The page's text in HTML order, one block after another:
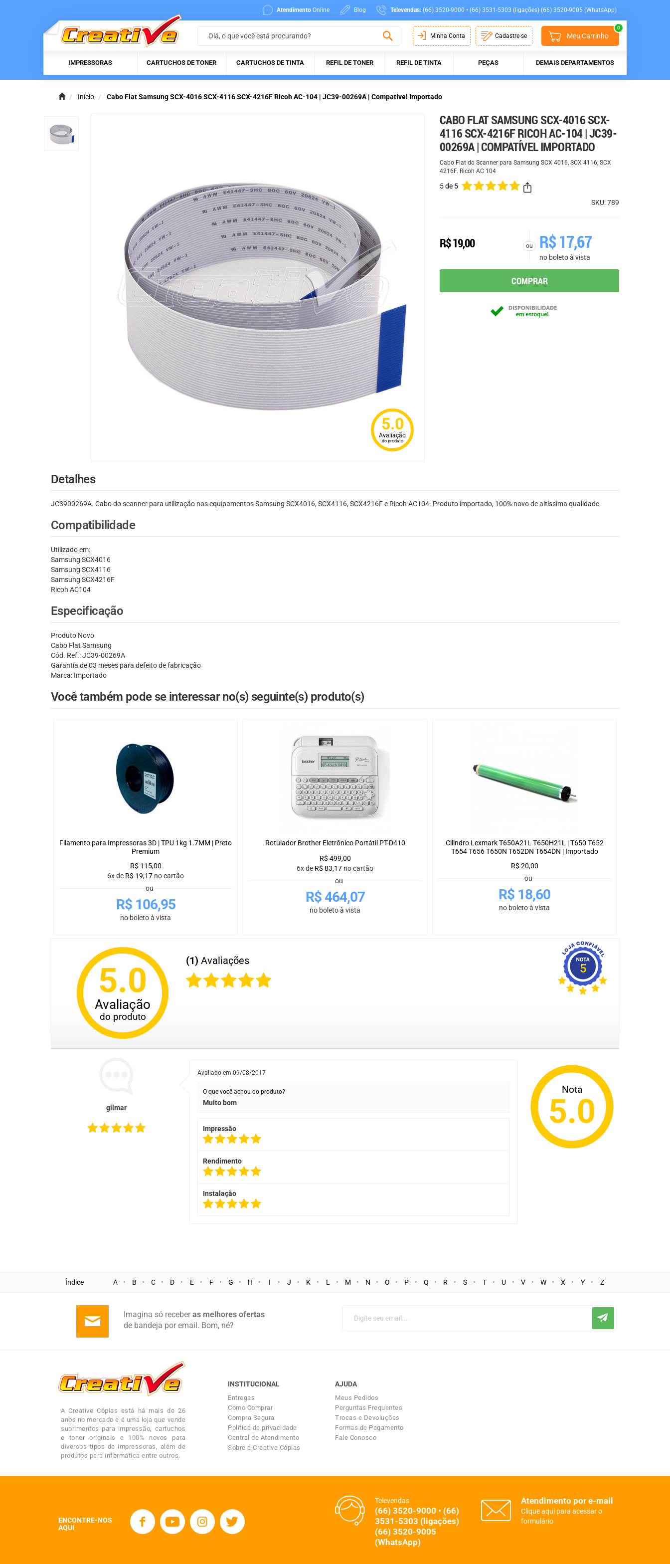
Atendimento Online Blog Televendas: (66) 3520-9000 • (66) 3531-5303 (ligações) (66) 3520-9005 (WhatsApp)
Minha Conta Cadastre-se Meu Carrinho
0
IMPRESSORAS CARTUCHOS DE TONER CARTUCHOS DE TINTA REFIL DE TONER REFIL DE TINTA PEÇAS DEMAIS DEPARTAMENTOS
Início Cabo Flat Samsung SCX-4016 SCX-4116 SCX-4216F Ricoh AC-104 | JC39-00269A | Compatível Importado
5.0
Avaliação
do produto
CABO FLAT SAMSUNG SCX-4016 SCX-
4116 SCX-4216F RICOH AC-104 | JC39-
00269A | COMPATÍVEL IMPORTADO
Cabo Flat do Scanner para Samsung SCX 4016, SCX 4116, SCX
4216F. Ricoh AC 104
5 de 5
SKU: 789
R$19,00 ou R$17,67
no boleto à vista
COMPRAR
Detalhes
JC3900269A. Cabo do scanner para utilização nos equipamentos Samsung SCX4016, SCX4116, SCX4216F e Ricoh AC104. Produto importado, 100% novo de altíssima qualidade.
Compatibilidade
Utilizado em:
Samsung SCX4016
Samsung SCX4116
Samsung SCX4216F
Ricoh AC104
Especificação
Produto Novo
Cabo Flat Samsung
Cód. Ref.: JC39-00269A
Garantia de 03 meses para defeito de fabricação
Marca: Importado
Você também pode se interessar no(s) seguinte(s) produto(s)
Filamento para Impressoras 3D | TPU 1kg 1.7MM | Preto
Premium
R$ 115,00
6x de R$ 19,17 no cartão
ou
R$106,95
no boleto à vista
Rotulador Brother Eletrônico Portátil PT-D410
R$ 499,00
6x de R$ 83,17 no cartão
ou
R$464,07
no boleto à vista
Cilindro Lexmark T650A21L T650H21L | T650 T652
T654 T656 T650N T652DN T654DN | Importado
R$ 20,00
ou
R$ 18,60
no boleto à vista
5.0
Avaliação
do produto
(1) Avaliações
5
gilmar
Avaliado em 09/08/2017
O que você achou do produto?
Muito bom
Impressão
Rendimento
Instalação
Nota
5.0
Índice A B C D E F G H I J K L M N O P Q R S T U V W X Y Z
Imagina só receberas melhores ofertas
de bandeja por email. Bom, né?
A Creative Cópias está há mais de 26
anos no mercado e é uma loja que vende
suprimentos para impressão, cartuchos
e toner originais e 100% novos para
diversos tipos de impressoras, além de
produtos para informática entre outros.
INSTITUCIONAL
Entregas
Como Comprar
Compra Segura
Política de privacidade
Central de Atendimento
Sobre a Creative Cópias
AJUDA
Meus Pedidos
Perguntas Frequentes
Trocas e Devoluções
Formas de Pagamento
Fale Conosco
ENCONTRE-NOS
AQUI
Televendas
(66) 3520-9000 • (66)
3531-5303 (ligações)
(66) 3520-9005
(WhatsApp)
Atendimento por e-mail
Clique aqui para acessar o
formulário